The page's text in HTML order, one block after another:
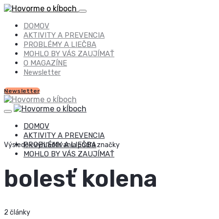
DOMOV
AKTIVITY A PREVENCIA
PROBLÉMY A LIEČBA
MOHLO BY VÁS ZAUJÍMAŤ
O MAGAZÍNE
Newsletter
Newsletter
DOMOV
AKTIVITY A PREVENCIA
PROBLÉMY A LIEČBA
MOHLO BY VÁS ZAUJÍMAŤ
Výsledok vyhľadávania podľa značky
bolesť kolena
2 články